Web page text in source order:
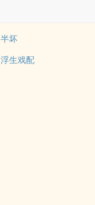
半坏
浮生戏配